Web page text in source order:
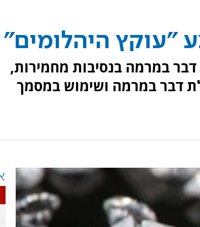
במרמה בנסיבות מחמירות,
דבר במרמה ושימוש במסמך